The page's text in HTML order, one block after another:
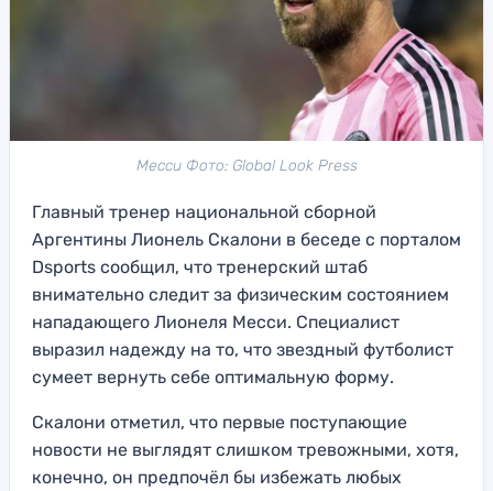
Месси Фото: Global Look Press
Главный тренер национальной сборной
Аргентины Лионель Скалони в беседе с порталом
Dsports сообщил, что тренерский штаб
внимательно следит за физическим состоянием
нападающего Лионеля Месси. Специалист
выразил надежду на то, что звездный футболист
сумеет вернуть себе оптимальную форму.
Скалони отметил, что первые поступающие
новости не выглядят слишком тревожными, хотя,
конечно, он предпочёл бы избежать любых